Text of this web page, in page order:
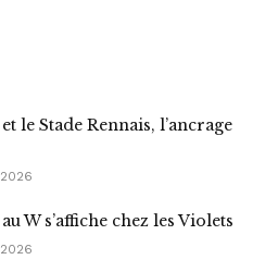
le Stade Rennais, l’ancrage
W s’affiche chez les Violets